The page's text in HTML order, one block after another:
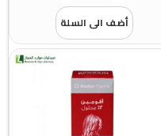
أضف الى السلة